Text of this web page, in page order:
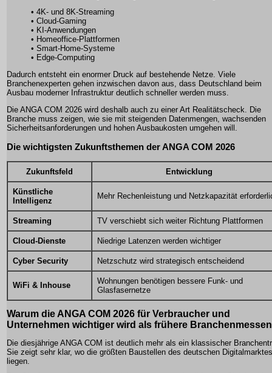
• 4K- und 8K-Streaming
• Cloud-Gaming
• KI-Anwendungen
• Homeoffice-Plattformen
• Smart-Home-Systeme
• Edge-Computing
Dadurch entsteht ein enormer Druck auf bestehende Netze. Viele
Branchenexperten gehen inzwischen davon aus, dass Deutschland beim
Ausbau moderner Infrastruktur deutlich schneller werden muss.
Die ANGA COM 2026 wird deshalb auch zu einer Art Realitätscheck. Die
Branche muss zeigen, wie sie mit steigenden Datenmengen, wachsenden
Sicherheitsanforderungen und hohen Ausbaukosten umgehen will.
Die wichtigsten Zukunftsthemen der ANGA COM 2026
Zukunftsfeld Entwicklung
Künstliche
Intelligenz
Mehr Rechenleistung und Netzkapazität
Streaming TV verschiebt sich weiter Richtung Plattformen
Cloud-Dienste Niedrige Latenzen werden wichtiger
Cyber Security Netzschutz wird strategisch entscheidend
WiFi & Inhouse
Wohnungen benötigen bessere Funk- und
Glasfasernetze
Warum die ANGA COM 2026 für Verbraucher und
Unternehmen wichtiger wird als frühere Branchenmessen
Die diesjährige ANGA COM ist deutlich mehr als ein klassischer
Sie zeigt sehr klar, wo die größten Baustellen des deutschen Digitalmarktes
liegen.